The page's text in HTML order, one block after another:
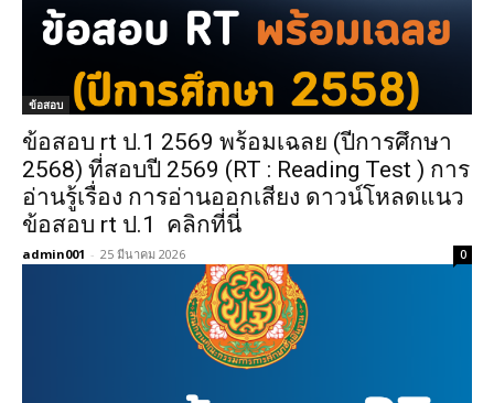
ข้อสอบ
ข้อสอบ rt ป.1 2569 พร้อมเฉลย (ปีการศึกษา
2568) ที่สอบปี 2569 (RT : Reading Test ) การ
อ่านรู้เรื่อง การอ่านออกเสียง ดาวน์โหลดแนว
ข้อสอบ rt ป.1 คลิกที่นี่
admin001 - 25 มีนาคม 2026 0